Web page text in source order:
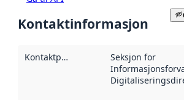
Kontaktinformasjon
Kontaktpunkt
Seksjon for